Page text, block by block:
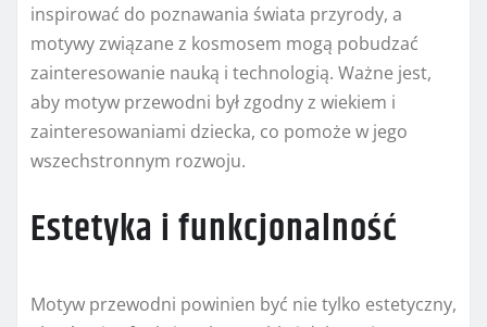
inspirować do poznawania świata przyrody, a
motywy związane z kosmosem mogą pobudzać
zainteresowanie nauką i technologią. Ważne jest,
aby motyw przewodni był zgodny z wiekiem i
zainteresowaniami dziecka, co pomoże w jego
wszechstronnym rozwoju.
Estetyka i funkcjonalność
Motyw przewodni powinien być nie tylko estetyczny,